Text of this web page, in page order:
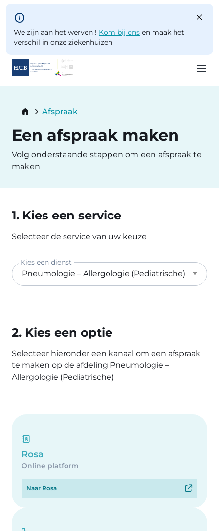
Skip to main content
We zijn aan het werven ! Kom bij ons en maak het
verschil in onze ziekenhuizen
content
Breadcrumb
Current:
Afspraak
Een afspraak maken
Volg onderstaande stappen om een afspraak te
maken
1. Kies een service
Selecteer de service van uw keuze
Kies een dienst
2. Kies een optie
Selecteer hieronder een kanaal om een afspraak
te maken op de afdeling Pneumologie –
Allergologie (Pediatrische)
Rosa
Online platform
Naar Rosa